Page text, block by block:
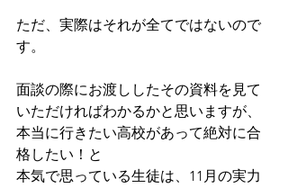
ただ、実際はそれが全てではないので
す。
面談の際にお渡ししたその資料を見て
いただければわかるかと思いますが、
本当に行きたい高校があって絶対に合
格したい！と
本気で思っている生徒は、11月の実力